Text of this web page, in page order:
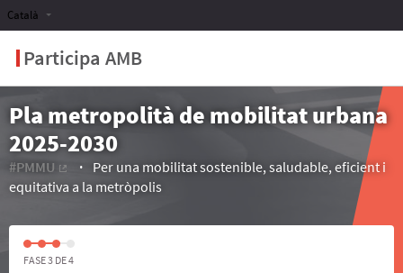
Participa AMB
Català
Pla metropolità de mobilitat urbana
2025-2030
#PMMU
(Enllaç extern)
Per una mobilitat sostenible, saludable, eficient i
equitativa a la metròpolis
FASE 3 DE 4